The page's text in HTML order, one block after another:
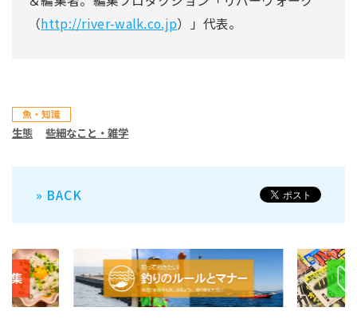
（http://river-walk.co.jp）」代表。
魚・知識
生態 些細なこと・雑学
» BACK